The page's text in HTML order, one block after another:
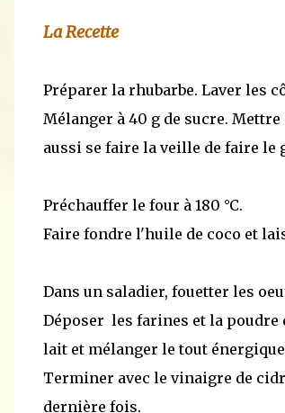
La Recette
Préparer la rhubarbe. Laver les
Mélanger à 40 g de sucre.
aussi se faire la veille de faire le
Préchauffer le four à 180 °C.
Faire fondre l'huile de coco et
Dans un saladier, fouetter les
Déposer les farines et la poudre
lait et mélanger le tout
Terminer avec le vinaigre de
dernière fois.